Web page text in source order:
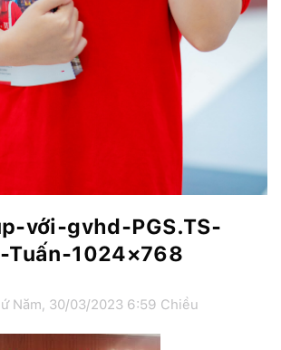
với-gvhd-PGS.TS-
Tuấn-1024×768
Năm, 30/03/2023 6:59 Chiều